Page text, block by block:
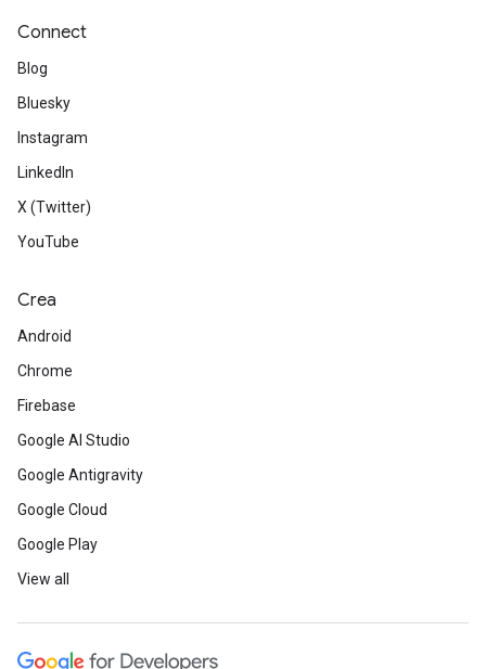
Connect
Blog
Bluesky
Instagram
LinkedIn
X (Twitter)
YouTube
Crea
Android
Chrome
Firebase
Google AI Studio
Google Antigravity
Google Cloud
Google Play
View all